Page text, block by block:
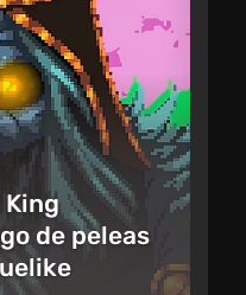
King
de peleas